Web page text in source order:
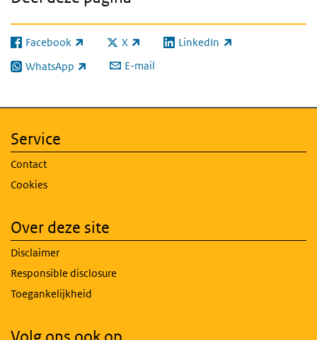
Facebook
(externe link) X
(externe link) LinkedIn
(externe link)
WhatsApp
(externe link) E-mail
Service
Contact
Cookies
Over deze site
Disclaimer
Responsible disclosure
Toegankelijkheid